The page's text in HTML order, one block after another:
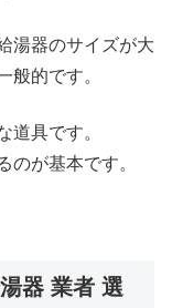
湯器のサイズが大
般的です。
道具です。
のが基本です。
器 業者 選